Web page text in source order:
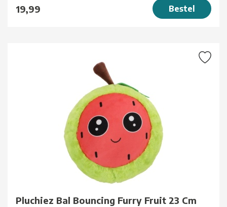
19,99 Bestel
Pluchiez Bal Bouncing Furry Fruit 23 Cm